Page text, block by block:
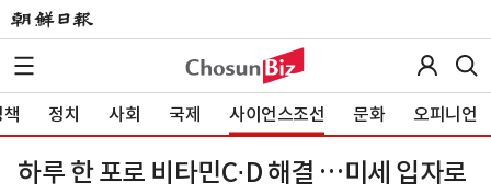
정치 사회 국제 사이언스조선 문화 오피니언
하루 한 포로 비타민C⋅D 해결 …미세 입자로